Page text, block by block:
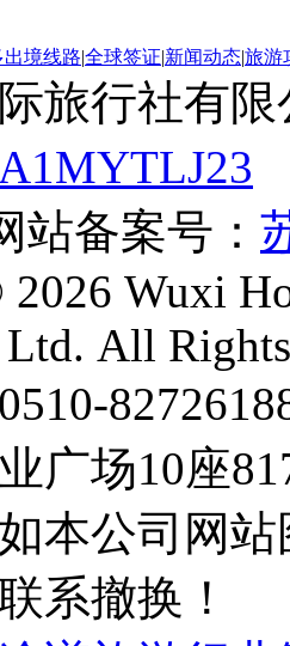
出境线路|全球签证|新闻动态|旅游
旅行社有
备案号：
Wuxi
All
广场10座
本公司网
系撤换！